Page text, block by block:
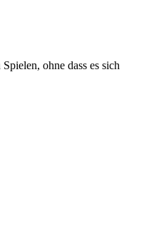
ohne dass es sich